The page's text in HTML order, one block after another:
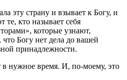
эту страну и взывает к Богу, и
те, кто называет себя
которые узнают,
Богу нет дела до вашей
принадлежности.
в нужное время. И, по-моему, это